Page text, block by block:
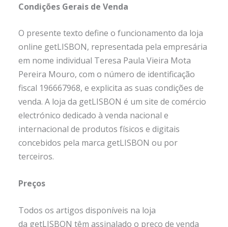
Condições Gerais de Venda
O presente texto define o funcionamento da loja
online getLISBON, representada pela empresária
em nome individual Teresa Paula Vieira Mota
Pereira Mouro, com o número de identificação
fiscal 196667968, e explicita as suas condições de
venda. A loja da getLISBON é um site de comércio
electrónico dedicado à venda nacional e
internacional de produtos físicos e digitais
concebidos pela marca getLISBON ou por
terceiros.
Preços
Todos os artigos disponíveis na loja
da getLISBON têm assinalado o preço de venda